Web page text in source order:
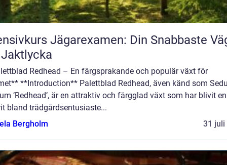
Jägarexamen: Din Snabbaste
Redhead – En färgsprakande och populär växt för
**Introduction** Palettblad Redhead, även känd som
’Redhead’, är en attraktiv och färgglad växt som har blivit en
bland trädgårdsentusiaste...
Bergholm
31 juli